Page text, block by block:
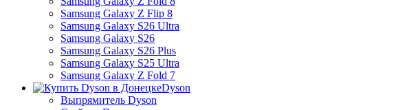
Samsung Galaxy Z Flip 8
Samsung Galaxy S26 Ultra
Samsung Galaxy S26
Samsung Galaxy S26 Plus
Samsung Galaxy S25 Ultra
Samsung Galaxy Z Fold 7
Dyson
Выпрямитель Dyson